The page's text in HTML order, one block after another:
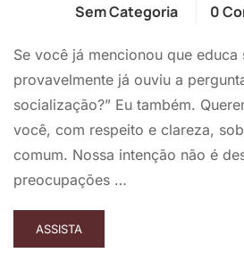
Sem Categoria 0
Se você já mencionou que educa
provavelmente já ouviu a
socialização?” Eu também.
você, com respeito e clareza,
comum. Nossa intenção não é
preocupações …
ASSISTA